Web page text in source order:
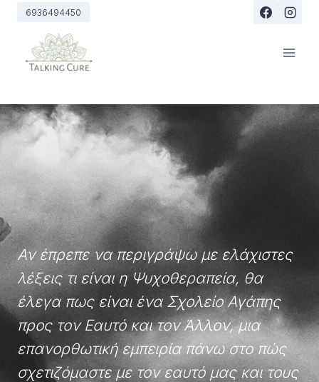
content
6936494450
Αν έπρεπε να περιγράψω με ελάχιστες
λέξεις τι είναι η Ψυχοθεραπεία, θα
έλεγα πως είναι ένα Σχολείο Αγάπης
προς τον Εαυτό και τον Άλλον, μια
επανορθωτική εμπειρία πάνω στο πώς
σχετιζόμαστε με τον εαυτό μας και τους